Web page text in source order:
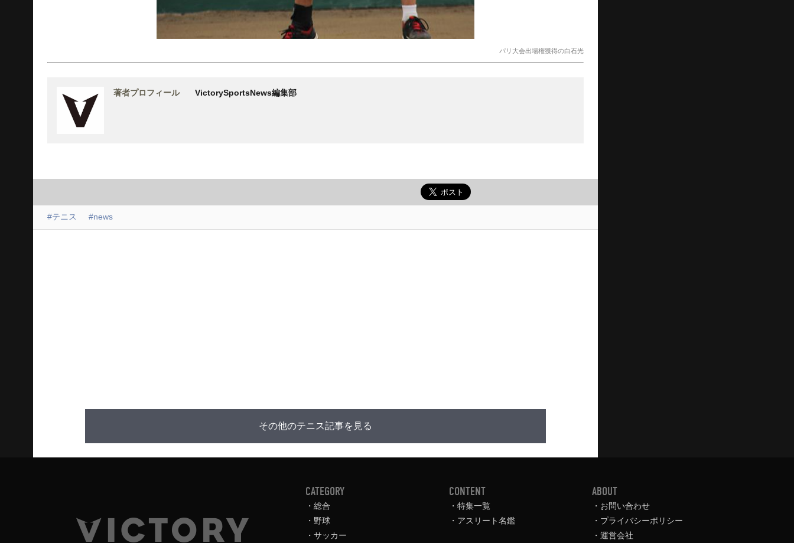
パリ大会出場権獲得の白石光
著者プロフィール VictorySportsNews編集部
#テニス #news
その他のテニス記事を見る
CATEGORY
総合
野球
サッカー
CONTENT
特集一覧
アスリート名鑑
ABOUT
お問い合わせ
プライバシーポリシー
運営会社